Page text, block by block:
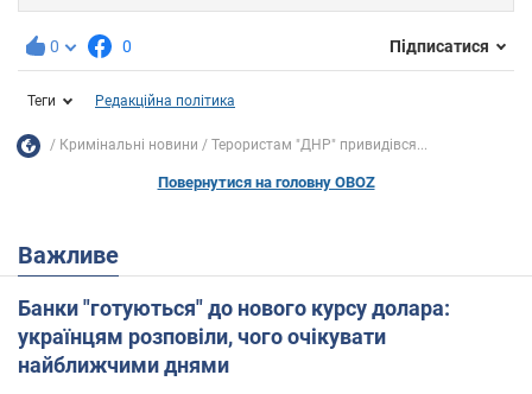
0 0 Підписатися
Теги Редакційна політика
Кримінальні новини Терористам "ДНР" привидівся...
Повернутися на головну OBOZ
Важливе
Банки "готуються" до нового курсу долара:
українцям розповіли, чого очікувати
найближчими днями